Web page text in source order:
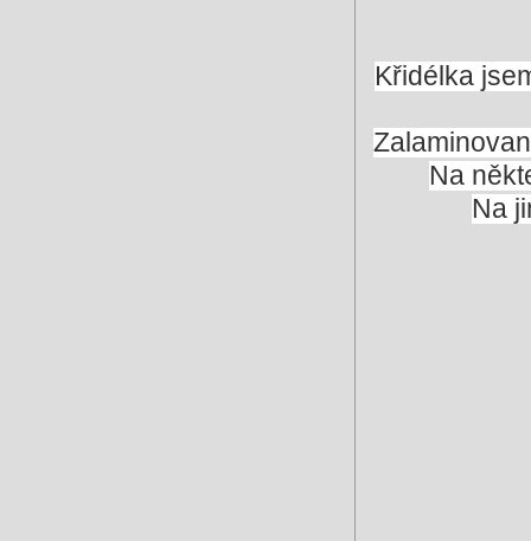
Křidélka
Na
Na